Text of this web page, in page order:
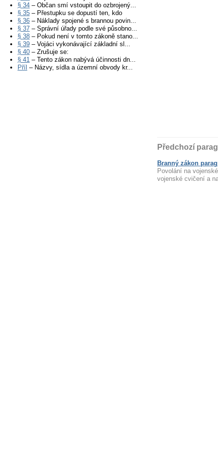
§ 34 – Občan smí vstoupit do ozbrojený...
§ 35 – Přestupku se dopustí ten, kdo
§ 36 – Náklady spojené s brannou povin...
§ 37 – Správní úřady podle své působno...
§ 38 – Pokud není v tomto zákoně stano...
§ 39 – Vojáci vykonávající základní sl...
§ 40 – Zrušuje se:
§ 41 – Tento zákon nabývá účinnosti dn...
Příl – Názvy, sídla a územní obvody kr...
Předchozí
Branný zákon
Povolání na
vojenské cvičení a